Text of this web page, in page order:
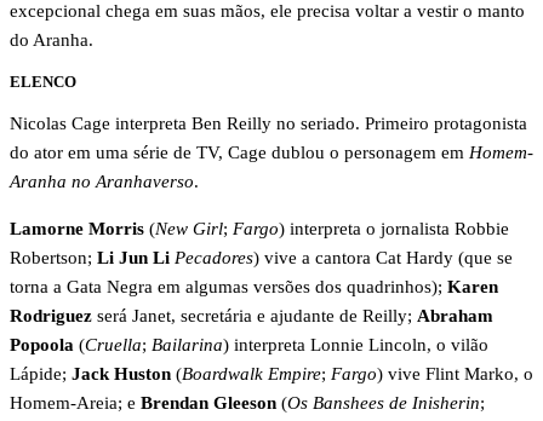
excepcional chega em suas mãos, ele precisa voltar a vestir o manto
do Aranha.
ELENCO
Nicolas Cage interpreta Ben Reilly no seriado. Primeiro protagonista
do ator em uma série de TV, Cage dublou o personagem em Homem-
Aranha no Aranhaverso.
Lamorne Morris (New Girl; Fargo) interpreta o jornalista Robbie
Robertson; Li Jun Li Pecadores) vive a cantora Cat Hardy (que se
torna a Gata Negra em algumas versões dos quadrinhos); Karen
Rodriguez será Janet, secretária e ajudante de Reilly; Abraham
Popoola (Cruella; Bailarina) interpreta Lonnie Lincoln, o vilão
Lápide; Jack Huston (Boardwalk Empire; Fargo) vive Flint Marko, o
Homem-Areia; e Brendan Gleeson (Os Banshees de Inisherin;